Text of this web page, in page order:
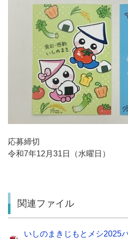
応募締切
令和7年12月31日（水曜日）
関連ファイル
いしのまきじもとメシ2025